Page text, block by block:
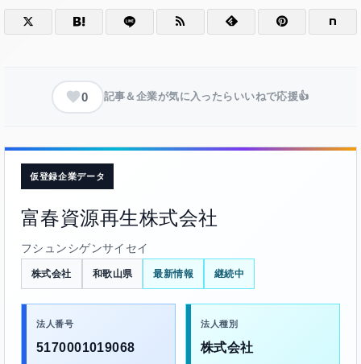
0 記事＆企業が気に入ったらいいねで応援👍
仮登録企業データ
富春資源再生株式会社
フシュンシゲンサイセイ
株式会社 和歌山県 最新情報 継続中
法人番号
5170001019068
法人種別
株式会社